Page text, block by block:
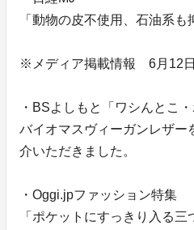
「動物の皮不使用、石油系も
※メディア掲載情報 6月12
・BSよしもと「ワシんとこ・
バイオマスヴィーガンレザー
介いただきました。
・Oggi.jpファッション特集
「ポケットにすっきり入る